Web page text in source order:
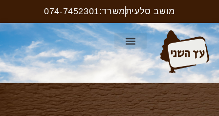
מושב סלעיתמשרד:074-7452301